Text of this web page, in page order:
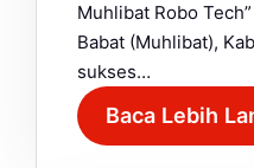
Muhlibat Robo
Babat (Muhlibat),
sukses…
Baca Lebih